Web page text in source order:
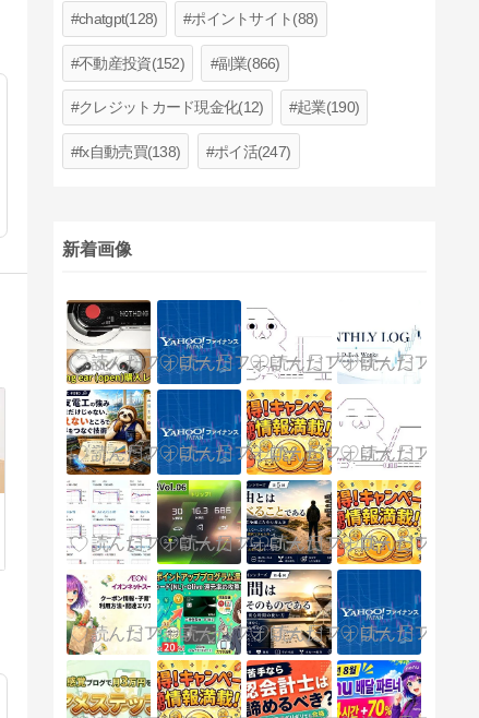
chatgpt(128) ポイントサイト(88)
不動産投資(152) 副業(866)
クレジットカード現金化(12) 起業(190)
fx自動売買(138) ポイ活(247)
新着画像